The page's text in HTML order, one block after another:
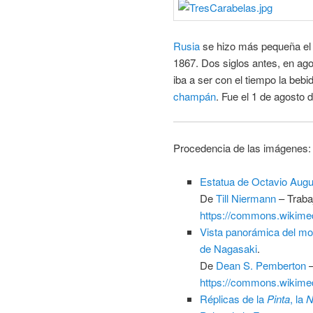
Rusiase hizo más pequeña
1867. Dos siglos antes, en
iba a ser con el tiempo la
champán. Fue el 1 de agosto
Procedencia de las imágenes:
Estatua de Octavio
DeTill Niermann–
https://
Vista panorámica del
de Nagasaki.
De Dean S. Pemberton
https://
Réplicas de la Pinta, la